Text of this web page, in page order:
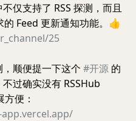
仅支持了 RSS 探测，而且
Feed 更新通知功能。 👍
25
，顺便提一下这个 #开源 的
不过确实没有 RSSHub
便：